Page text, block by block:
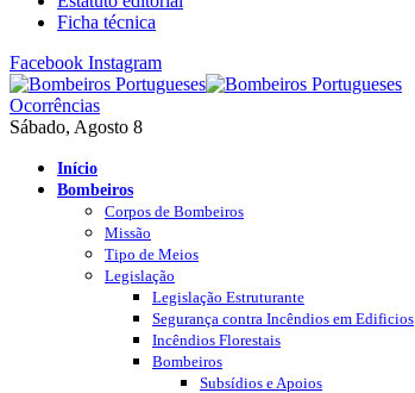
Ficha técnica
Facebook Instagram
Ocorrências
Sábado, Agosto 8
Início
Bombeiros
Corpos de Bombeiros
Missão
Tipo de Meios
Legislação
Legislação Estruturante
Segurança contra Incêndios em Edificios
Incêndios Florestais
Bombeiros
Subsídios e Apoios